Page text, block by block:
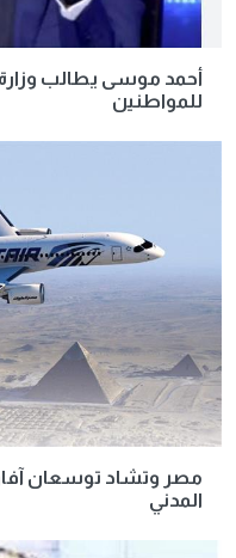
أحمد موسى يطالب وزارة
للمواطنين
مصر وتشاد توسعان
المدني